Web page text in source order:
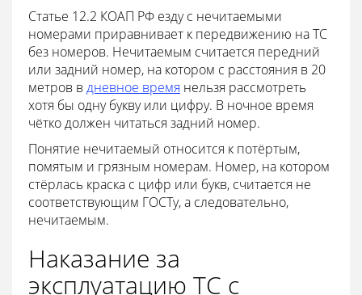
Статье 12.2 КОАП РФ езду с нечитаемыми
номерами приравнивает к передвижению на ТС
без номеров. Нечитаемым считается передний
или задний номер, на котором с расстояния в 20
метров вдневное время нельзя рассмотреть
хотя бы одну букву или цифру. В ночное время
чётко должен читаться задний номер.
Понятие нечитаемый относится к потёртым,
помятым и грязным номерам. Номер, на котором
стёрлась краска с цифр или букв, считается не
соответствующим ГОСТу, а следовательно,
нечитаемым.
Наказание за
эксплуатацию ТС с